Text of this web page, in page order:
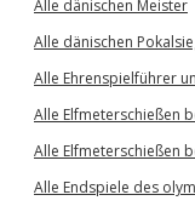
Alle dänischen Meister
Alle dänischen
Alle Ehrenspielführer
Alle Elfmeterschießen
Alle Elfmeterschießen
Alle Endspiele des